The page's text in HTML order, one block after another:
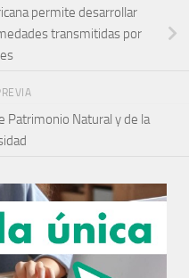
permite desarrollar
transmitidas por
Patrimonio Natural y de la